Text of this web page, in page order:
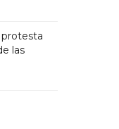
protesta
las